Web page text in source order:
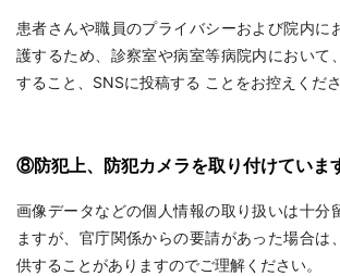
患者さんや職員のプライバシーおよび院内に
護するため、診察室や病室等病院内において
すること、SNSに投稿する ことをお控えくださ
⑧防犯上、防犯カメラを取り付けていま
画像データなどの個人情報の取り扱いは十分
ますが、官庁関係からの要請があった場合は
供することがありますのでご理解ください。